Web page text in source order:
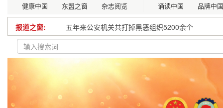
健康中国
东盟之窗 杂志阅览
诵读中国
品牌中国
报道之窗:
五年来公安机关共打掉黑恶组织5200余个
从“哪吒闹海”到“文化出海”，如何出圈更出彩？
俄乌冲突迎来转机
破局“红海”，构筑绿洲：赵小峰的数字创新实践与